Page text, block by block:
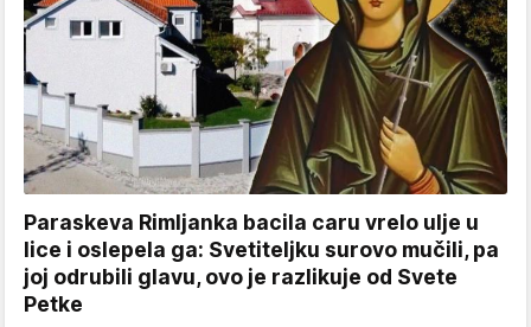
Paraskeva Rimljanka bacila caru vrelo ulje u
lice i oslepela ga: Svetiteljku surovo mučili, pa
joj odrubili glavu, ovo je razlikuje od Svete
Petke